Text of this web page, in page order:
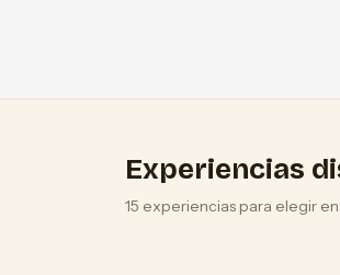
Experiencias
15 experiencias para elegir